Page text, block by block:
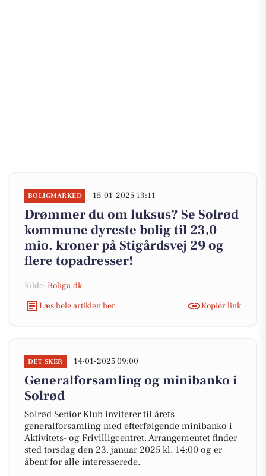
BOLIGMARKED 15-01-2025 13:11
Drømmer du om luksus? Se Solrød
kommune dyreste bolig til 23,0
mio. kroner på Stigårdsvej 29 og
flere topadresser!
Kilde: Boliga.dk
Læs hele artiklen her
Kopiér link
DET SKER 14-01-2025 09:00
Generalforsamling og minibanko i
Solrød
Solrød Senior Klub inviterer til årets
generalforsamling med efterfølgende minibanko i
Aktivitets- og Frivilligcentret. Arrangementet finder
sted torsdag den 23. januar 2025 kl. 14:00 og er
åbent for alle interesserede.